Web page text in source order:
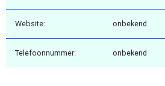
Website: onbekend
Telefoonnummer: onbekend